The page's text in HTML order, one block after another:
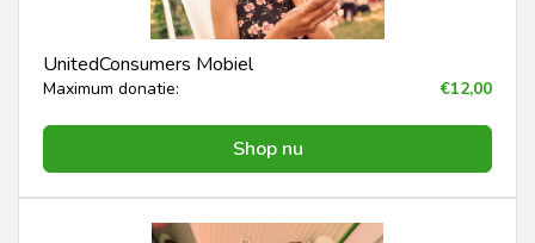
UnitedConsumers Mobiel
Maximum donatie: €12,00
Shop nu